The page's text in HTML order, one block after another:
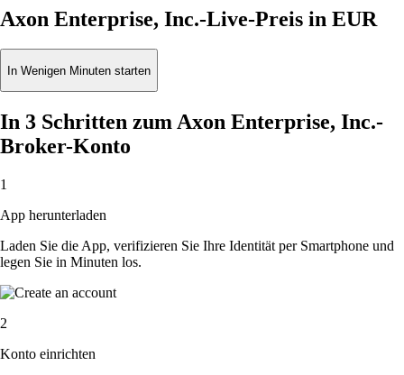
Axon Enterprise, Inc.-Live-Preis in EUR
In Wenigen Minuten starten
In 3 Schritten zum Axon Enterprise, Inc.-
Broker-Konto
1
App herunterladen
Laden Sie die App, verifizieren Sie Ihre Identität per Smartphone und
legen Sie in Minuten los.
2
Konto einrichten